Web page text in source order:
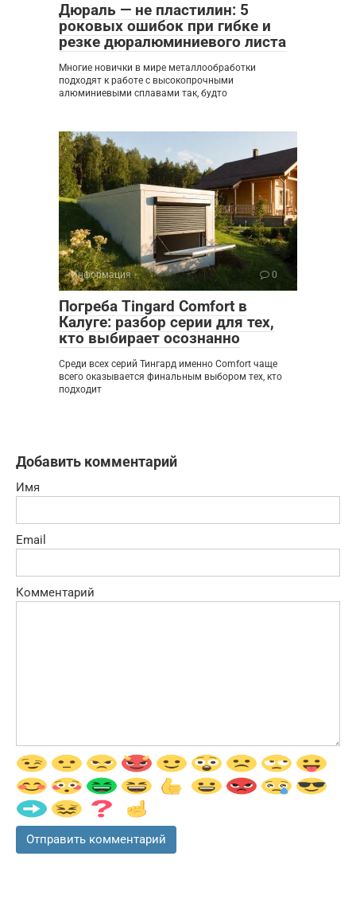
Дюраль — не пластилин: 5
роковых ошибок при гибке и
резке дюралюминиевого листа
Многие новички в мире металлообработки
подходят к работе с высокопрочными
алюминиевыми сплавами так, будто
Информация 0
Погреба Tingard Comfort в
Калуге: разбор серии для тех,
кто выбирает осознанно
Среди всех серий Тингард именно Comfort чаще
всего оказывается финальным выбором тех, кто
подходит
Добавить комментарий
Имя
Email
Комментарий